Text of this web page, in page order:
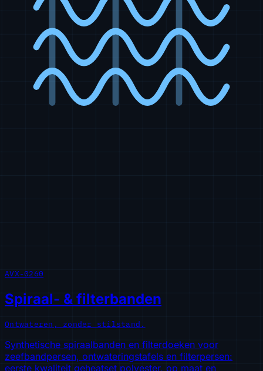
AVX-0260
Spiraal- & filterbanden
Ontwateren, zonder stilstand.
Synthetische spiraalbanden en filterdoeken voor
zeefbandpersen, ontwateringstafels en filterpersen:
eerste kwaliteit geheatset polyester, op maat en